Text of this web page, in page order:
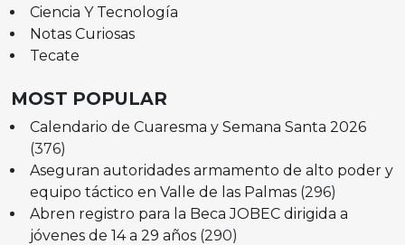
Ciencia Y Tecnología
Notas Curiosas
Tecate
MOST POPULAR
Calendario de Cuaresma y Semana Santa 2026
(376)
Aseguran autoridades armamento de alto poder y
equipo táctico en Valle de las Palmas (296)
Abren registro para la Beca JOBEC dirigida a
jóvenes de 14 a 29 años (290)